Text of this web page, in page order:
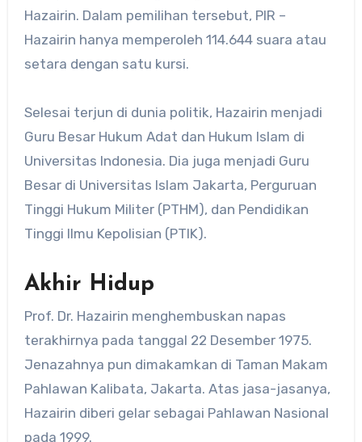
Hazairin. Dalam pemilihan tersebut, PIR –
Hazairin hanya memperoleh 114.644 suara atau
setara dengan satu kursi.
Selesai terjun di dunia politik, Hazairin menjadi
Guru Besar Hukum Adat dan Hukum Islam di
Universitas Indonesia. Dia juga menjadi Guru
Besar di Universitas Islam Jakarta, Perguruan
Tinggi Hukum Militer (PTHM), dan Pendidikan
Tinggi Ilmu Kepolisian (PTIK).
Akhir Hidup
Prof. Dr. Hazairin menghembuskan napas
terakhirnya pada tanggal 22 Desember 1975.
Jenazahnya pun dimakamkan di Taman Makam
Pahlawan Kalibata, Jakarta. Atas jasa-jasanya,
Hazairin diberi gelar sebagai Pahlawan Nasional
pada 1999.